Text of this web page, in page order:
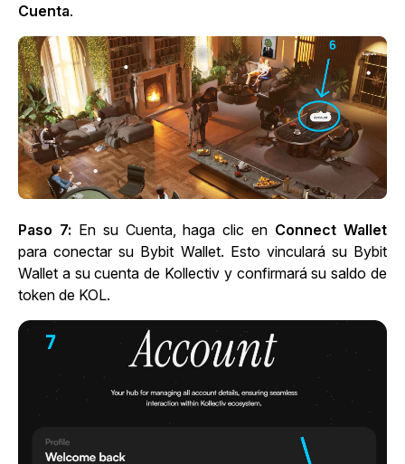
Cuenta.
Paso 7: En su Cuenta, haga clic en Connect Wallet
para conectar su Bybit Wallet. Esto vinculará su Bybit
Wallet a su cuenta de Kollectiv y confirmará su saldo de
token de KOL.